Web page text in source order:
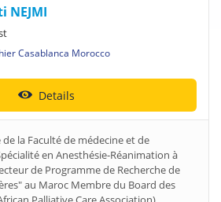
NEJMI
Casablanca Morocco
Details
la Faculté de médecine et de
en Anesthésie-Réanimation à
de Programme de Recherche de
au Maroc Membre du Board des